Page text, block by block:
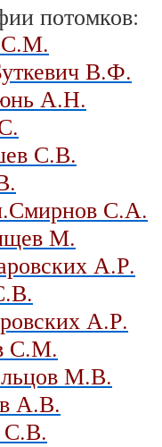
потомков:
С.М.
В.Ф.
А.Н.
С.В.
С.А.
М.
А.Р.
А.Р.
С.М.
М.В.
А.В.
С.В.